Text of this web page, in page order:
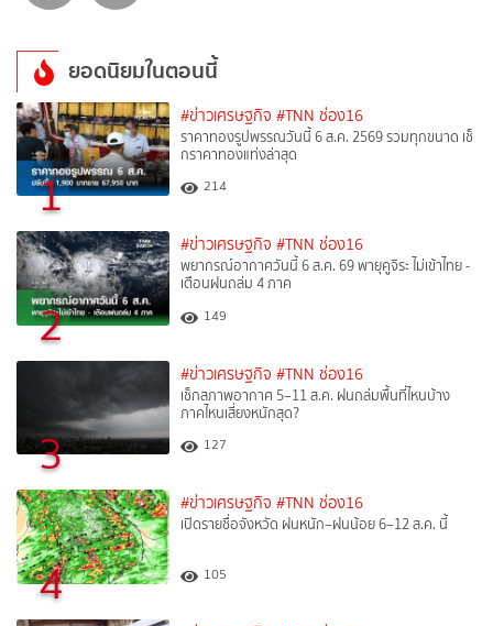
ยอดนิยมในตอนนี้
1
#ข่าวเศรษฐกิจ #TNN ช่อง16
ราคาทองรูปพรรณวันนี้ 6 ส.ค. 2569 รวมทุกขนาด เช็
กราคาทองแท่งล่าสุด
214
2
#ข่าวเศรษฐกิจ #TNN ช่อง16
พยากรณ์อากาศวันนี้ 6 ส.ค. 69 พายุคูจิระ ไม่เข้าไทย -
เตือนฝนถล่ม 4 ภาค
149
3
#ข่าวเศรษฐกิจ #TNN ช่อง16
เช็กสภาพอากาศ 5–11 ส.ค. ฝนถล่มพื้นที่ไหนบ้าง
ภาคไหนเสี่ยงหนักสุด?
127
4
#ข่าวเศรษฐกิจ #TNN ช่อง16
เปิดรายชื่อจังหวัด ฝนหนัก–ฝนน้อย 6–12 ส.ค. นี้
105